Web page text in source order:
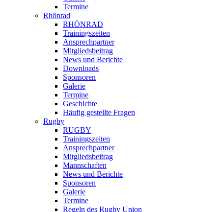
Termine
Rhönrad
RHÖNRAD
Trainingszeiten
Ansprechpartner
Mitgliedsbeitrag
News und Berichte
Downloads
Sponsoren
Galerie
Termine
Geschichte
Häufig gestellte Fragen
Rugby
RUGBY
Trainingszeiten
Ansprechpartner
Mitgliedsbeitrag
Mannschaften
News und Berichte
Sponsoren
Galerie
Termine
Regeln des Rugby Union